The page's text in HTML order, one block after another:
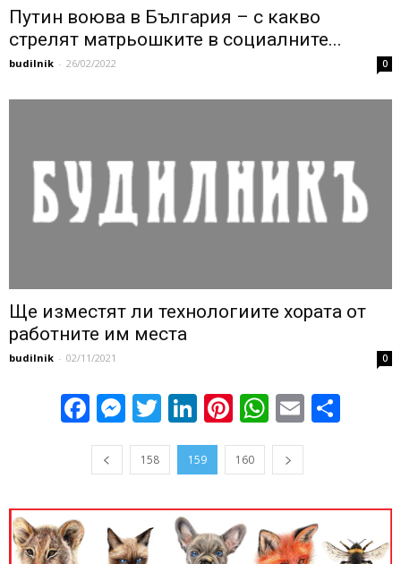
Путин воюва в България – с какво
стрелят матрьошките в социалните...
budilnik - 26/02/2022 0
Ще изместят ли технологиите хората от
работните им места
budilnik - 02/11/2021 0
Facebook
Messenger
Twitter
LinkedIn
Pinterest
WhatsApp
Email
158 159 160